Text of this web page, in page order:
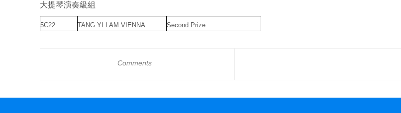
大提琴演奏級組
5C22 TANG YI LAM VIENNA Second Prize
Comments